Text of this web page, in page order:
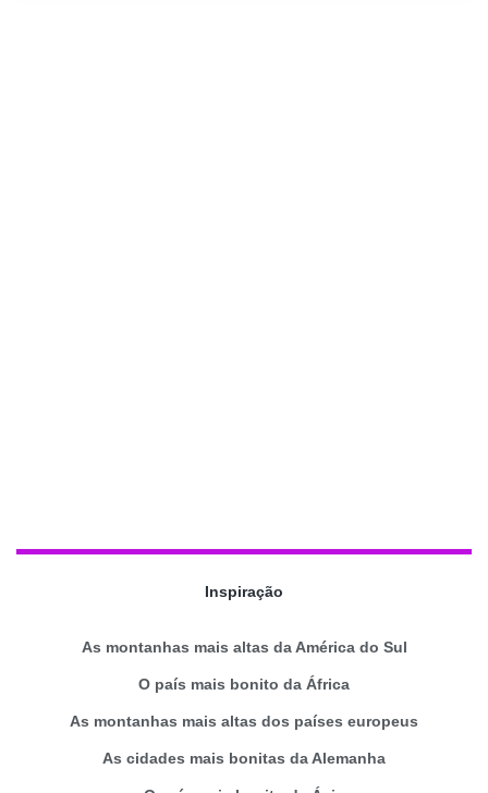
Inspiração
As montanhas mais altas da América do Sul
O país mais bonito da África
As montanhas mais altas dos países europeus
As cidades mais bonitas da Alemanha